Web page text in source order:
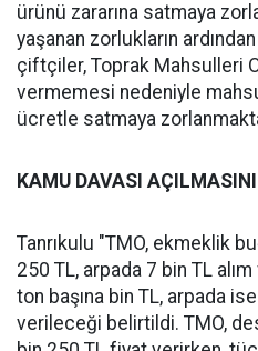
ürünü zararına satmaya
yaşanan zorlukların
çiftçiler, Toprak Mahsulleri
vermemesi nedeniyle
ücretle satmaya
KAMU DAVASI
Tanrıkulu "TMO, ekmeklik
250 TL, arpada 7 bin TL
ton başına bin TL, arpada
verileceği belirtildi. TMO,